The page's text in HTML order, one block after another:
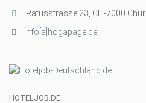
Rätusstrasse 23, CH-7000 Chur
info[a]hogapage.de
HOTELJOB.DE